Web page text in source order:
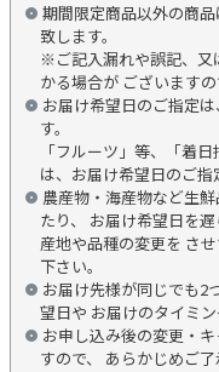
期間限定商品以外の商
致します。
※ご記入漏れや誤記、又
かる場合が ございますの
お届け希望日のご指定
す。
「フルーツ」等、「着
は、お届け希望日のご指
農産物・海産物など生
たり、 お届け希望日を
産地や品種の変更を さ
下さい。
お届け先様が同じでも2
望日や お届けのタイミ
お申し込み後の変更・
すので、 あらかじめご了